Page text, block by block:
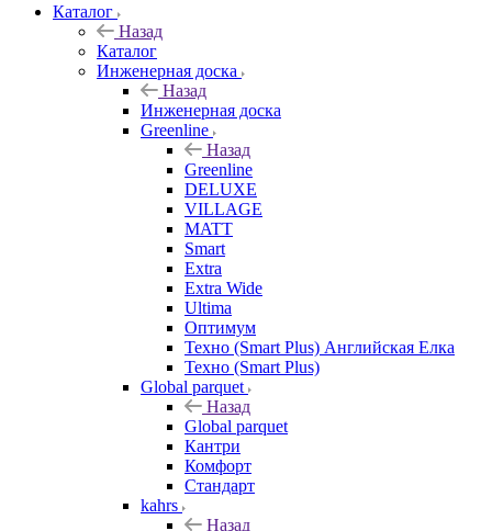
Каталог
Назад
Каталог
Инженерная доска
Назад
Инженерная доска
Greenline
Назад
Greenline
DELUXE
VILLAGE
MATT
Smart
Extra
Extra Wide
Ultima
Оптимум
Техно (Smart Plus) Английская Елка
Техно (Smart Plus)
Global parquet
Назад
Global parquet
Кантри
Комфорт
Стандарт
kahrs
Назад